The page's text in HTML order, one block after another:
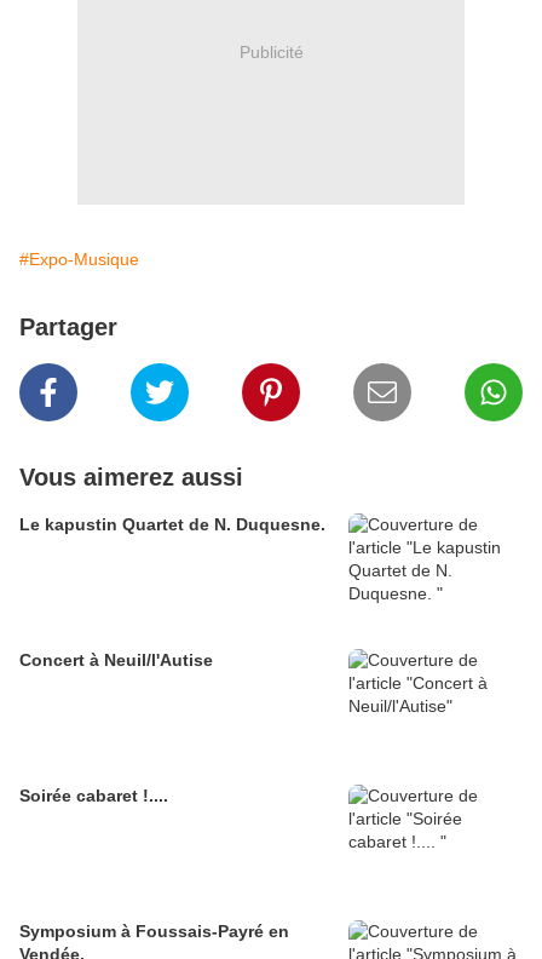
Publicité
#Expo-Musique
Partager
Vous aimerez aussi
Le kapustin Quartet de N. Duquesne.
Concert à Neuil/l'Autise
Soirée cabaret !....
Symposium à Foussais-Payré en
Vendée.